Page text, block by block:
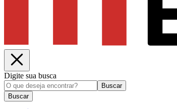
Digite sua busca
Buscar
Buscar